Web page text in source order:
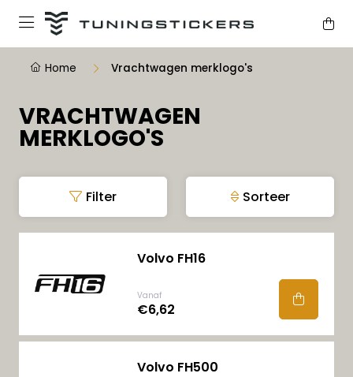
Home Vrachtwagen merklogo's
VRACHTWAGEN
MERKLOGO'S
Filter Sorteer
Volvo FH16
Vanaf
€6,62
Volvo FH500